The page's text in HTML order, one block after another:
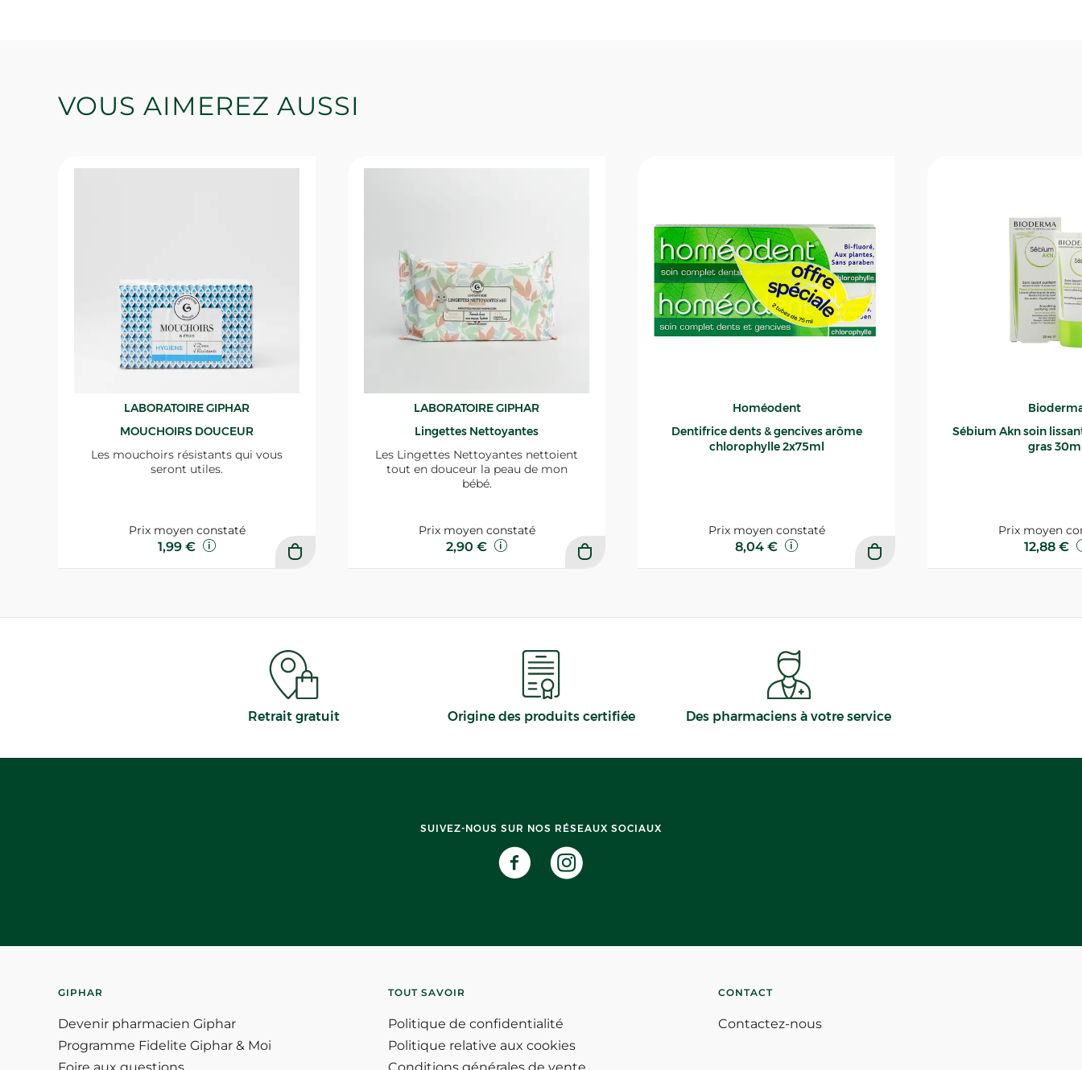
VOUS AIMEREZ AUSSI
LABORATOIRE GIPHAR
MOUCHOIRS DOUCEUR
Les mouchoirs résistants qui vous
seront utiles.
Prix moyen constaté
1,99 €
LABORATOIRE GIPHAR
Lingettes Nettoyantes
Les Lingettes Nettoyantes nettoient
tout en douceur la peau de mon
bébé.
Prix moyen constaté
2,90 €
Homéodent
Dentifrice dents & gencives arôme
chlorophylle 2x75ml
Prix moyen constaté
8,04 €
Sébium Akn soin lissant
gras
Prix moyen
12,88 €
Retrait gratuit Origine des produits certifiée Des pharmaciens à votre service
SUIVEZ-NOUS SUR NOS RÉSEAUX SOCIAUX
GIPHAR
Devenir pharmacien Giphar
Programme Fidelite Giphar & Moi
Foire aux questions
TOUT SAVOIR
Politique de confidentialité
Politique relative aux cookies
Conditions générales de vente
CONTACT
Contactez-nous